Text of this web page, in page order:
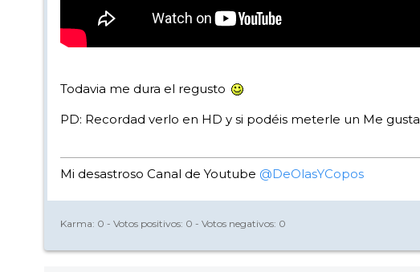
Todavia me dura el regusto
PD: Recordad verlo en HD y si podéis meterle un Me gusta
Mi desastroso Canal de Youtube @DeOlasYCopos
Karma: 0 - Votos positivos: 0 - Votos negativos: 0